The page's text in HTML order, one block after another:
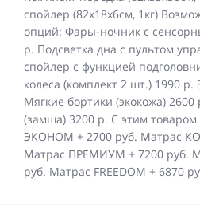
спойлер (82х18х6см, 1кг)
опций: Фары-ночник с
р. Подсветка дна с пультом
спойлер с функцией
колеса (комплект 2 шт.) 1990
Мягкие бортики (экокожа)
(замша) 3200 р. С этим
ЭКОНОМ + 2700 руб. Матрас
Матрас ПРЕМИУМ + 7200 руб.
руб. Матрас FREEDOM + 6870